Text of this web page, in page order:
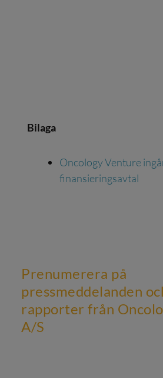
Bilaga
Oncology Venture
finansieringsavtal
Prenumerera på
pressmeddelanden
rapporter från
A/S